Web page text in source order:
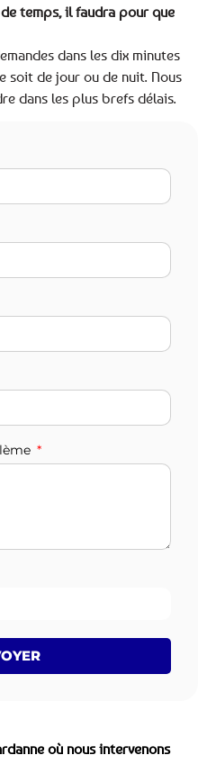
temps, il faudra pour que
dans les dix minutes
soit de jour ou de nuit. Nous
dans les plus brefs délais.
où nous intervenons